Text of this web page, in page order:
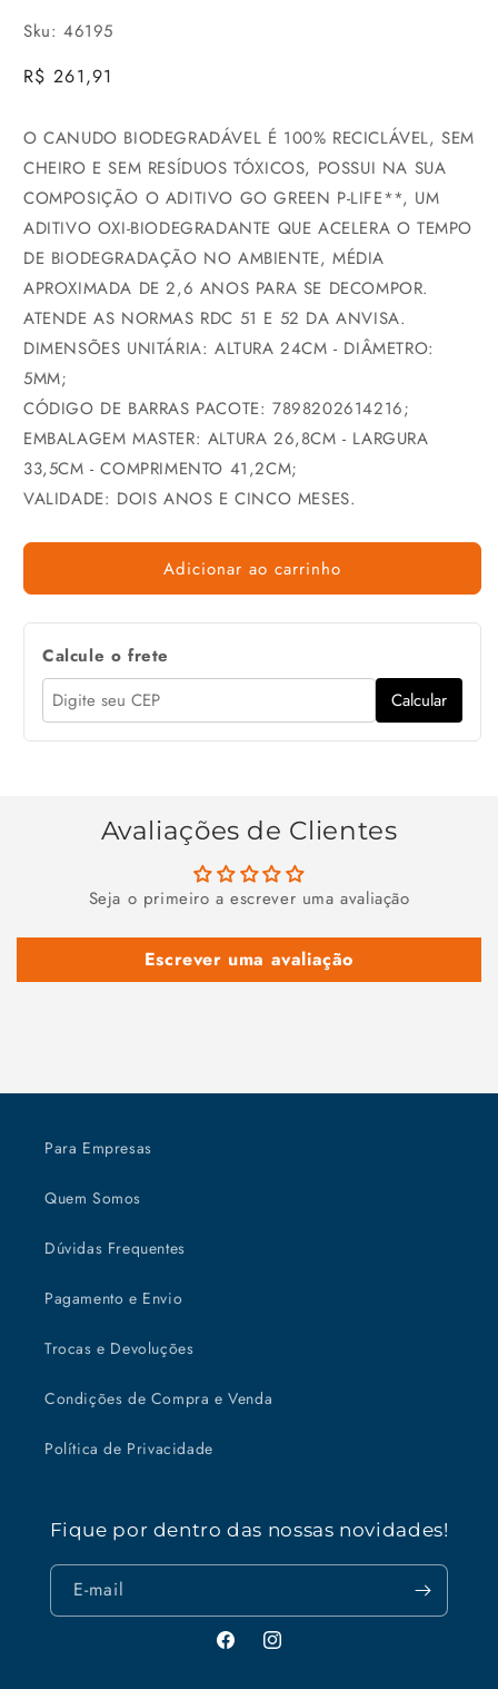
Sku: 46195
Preço
R$ 261,91
O CANUDO BIODEGRADÁVEL É 100% RECICLÁVEL, SEM
CHEIRO E SEM RESÍDUOS TÓXICOS, POSSUI NA SUA
COMPOSIÇÃO O ADITIVO GO GREEN P-LIFE**, UM
ADITIVO OXI-BIODEGRADANTE QUE ACELERA O TEMPO
DE BIODEGRADAÇÃO NO AMBIENTE, MÉDIA
APROXIMADA DE 2,6 ANOS PARA SE DECOMPOR.
ATENDE AS NORMAS RDC 51 E 52 DA ANVISA.
DIMENSÕES UNITÁRIA: ALTURA 24CM - DIÂMETRO:
5MM;
CÓDIGO DE BARRAS PACOTE: 7898202614216;
EMBALAGEM MASTER: ALTURA 26,8CM - LARGURA
33,5CM - COMPRIMENTO 41,2CM;
VALIDADE: DOIS ANOS E CINCO MESES.
Adicionar ao carrinho
Calcule o frete
Calcular
Avaliações de Clientes
Seja o primeiro a escrever uma avaliação
Escrever uma avaliação
Para Empresas
Quem Somos
Dúvidas Frequentes
Pagamento e Envio
Trocas e Devoluções
Condições de Compra e Venda
Política de Privacidade
Fique por dentro das nossas novidades!
E-mail
FacebookInstagram